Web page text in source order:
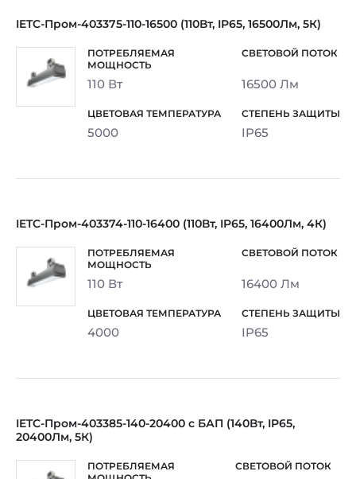
IETC-Пром-403375-110-16500 (110Вт, IP65, 16500Лм, 5К)
110 Вт 16500 Лм
5000 IP65
IETC-Пром-403374-110-16400 (110Вт, IP65, 16400Лм, 4К)
110 Вт 16400 Лм
4000 IP65
IETC-Пром-403385-140-20400 с БАП (140Вт, IP65,
20400Лм, 5К)